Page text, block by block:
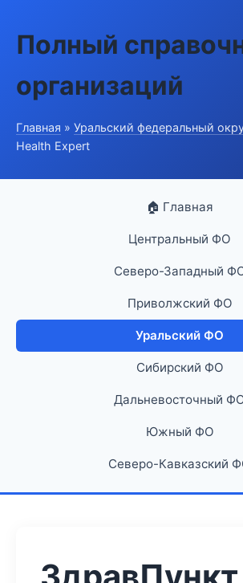
Полный
организаций
Главная » Уральский федеральный
Health Expert
🏠 Главная
Центральный ФО
Северо-Западный
Приволжский ФО
Уральский ФО
Сибирский ФО
Дальневосточный
Южный ФО
Северо-Кавказский